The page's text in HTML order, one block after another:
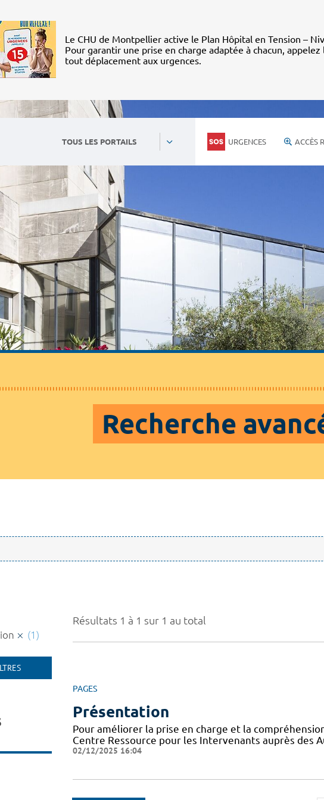
Le CHU de Montpellier active le Plan Hôpital en Tension –
Pour garantir une prise en charge adaptée à chacun, appelez
tout déplacement aux urgences.
TOUS LES PORTAILS URGENCES ACCÈS
Recherche
Résultats 1 à 1 sur 1 au total
PAGES
Présentation
Pour améliorer la prise en charge et la
Centre Ressource pour les Intervenants auprès des
02/12/2025 16:04
(1)